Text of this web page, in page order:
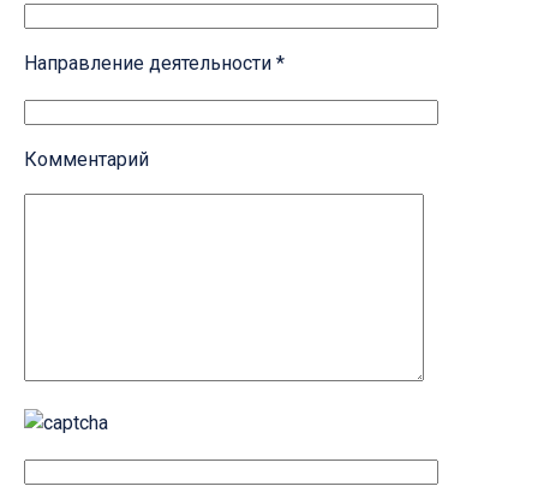
Направление деятельности *
Комментарий